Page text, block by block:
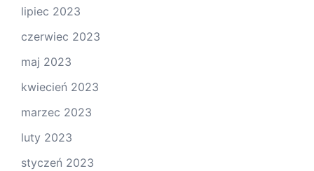
lipiec 2023
czerwiec 2023
maj 2023
kwiecień 2023
marzec 2023
luty 2023
styczeń 2023